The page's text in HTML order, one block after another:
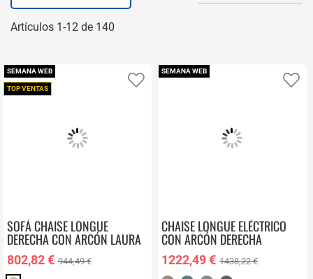
Artículos 1-12 de 140
SEMANA WEB
TOP VENTAS
Añadir a favoritos
SOFÁ CHAISE LONGUE
DERECHA CON ARCÓN LAURA
802,82 € 944,49 €
SEMANA WEB
CHAISE LONGUE ELÉCTRICO
CON ARCÓN DERECHA
TAPIZADO EN TELA DANA
1222,49 € 1438,22 €